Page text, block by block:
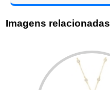
Imagens relacionadas